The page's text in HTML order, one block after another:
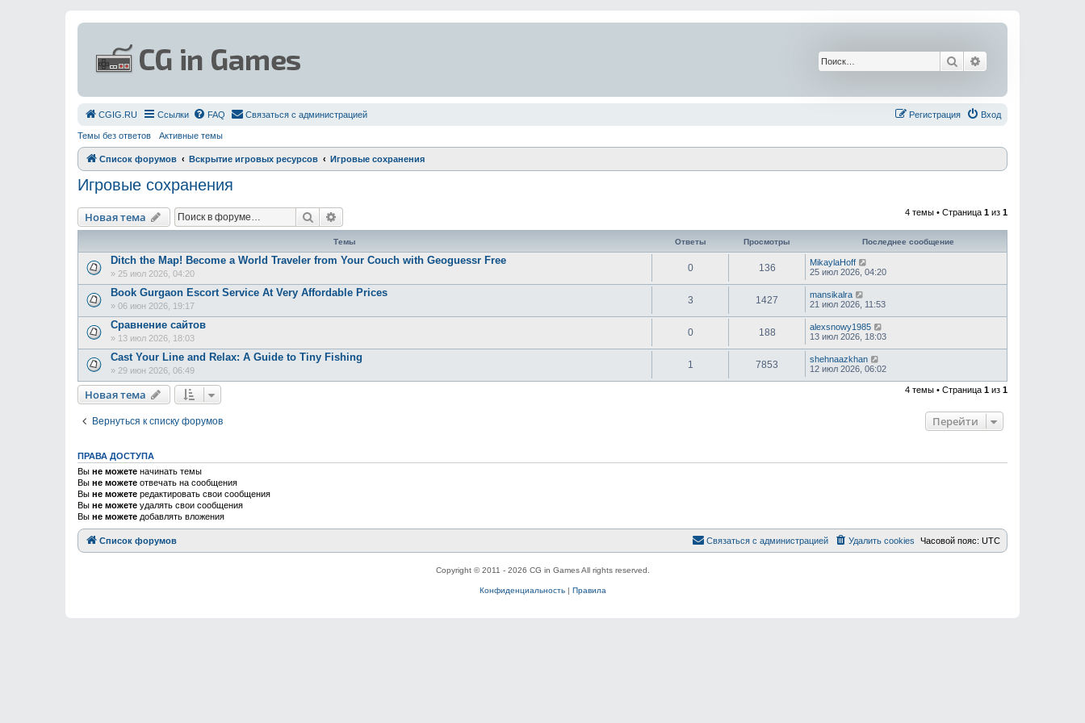
Поиск
СGIG.RU Ссылки FAQ Связаться с администрацией Вход
Регистрация
Темы без ответов Активные темы
Список форумов Вскрытие игровых ресурсов Игровые сохранения
Игровые сохранения
Новая тема Поиск 4 темы • Страница 1 из 1
Темы Ответы Просмотры Последнее сообщение
Ditch the Map! Become a World Traveler from Your Couch with Geoguessr Free
» 25 июл 2026, 04:20
0 136
MikaylaHoff
25 июл 2026, 04:20
Book Gurgaon Escort Service At Very Affordable Prices
» 06 июн 2026, 19:17
3 1427
mansikalra
21 июл 2026, 11:53
Сравнение сайтов
» 13 июл 2026, 18:03
0 188
alexsnowy1985
13 июл 2026, 18:03
Cast Your Line and Relax: A Guide to Tiny Fishing
» 29 июн 2026, 06:49
1 7853
shehnaazkhan
12 июл 2026, 06:02
Новая тема 4 темы • Страница 1 из 1
Вернуться к списку форумов Перейти
ПРАВА ДОСТУПА
Вы не можете начинать темы
Вы не можете отвечать на сообщения
Вы не можете редактировать свои сообщения
Вы не можете удалять свои сообщения
Вы не можете добавлять вложения
Список форумов Часовой пояс: UTC
Удалить cookies
Связаться с администрацией
Copyright © 2011 - 2026 CG in Games All rights reserved.
Конфиденциальность| Правила